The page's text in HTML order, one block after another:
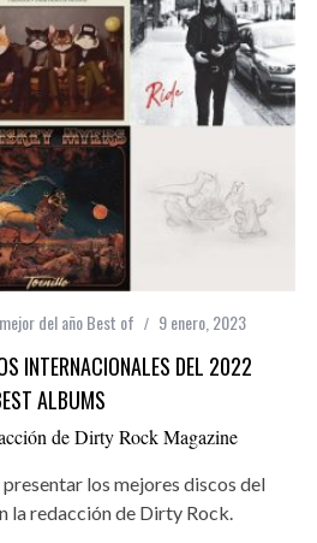
del año Best of 9 enero, 2023
INTERNACIONALES DEL 2022
ALBUMS
de Dirty Rock Magazine
los mejores discos del
la redacción de Dirty Rock.